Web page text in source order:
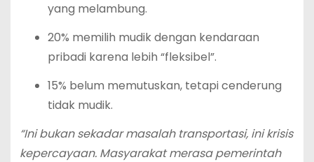
yang melambung.
20% memilih mudik dengan kendaraan
pribadi karena lebih “fleksibel”.
15% belum memutuskan, tetapi cenderung
tidak mudik.
“Ini bukan sekadar masalah transportasi, ini krisis
kepercayaan. Masyarakat merasa pemerintah